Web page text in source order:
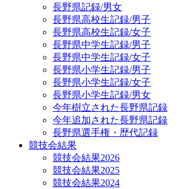
長野県記録/男女
長野県高校生記録/男子
長野県高校生記録/女子
長野県中学生記録/男子
長野県中学生記録/女子
長野県小学生記録/男子
長野県小学生記録/女子
長野県小学生記録/男女
今年樹立された長野県記録
今年追加された長野県記録
長野県選手権・歴代記録
競技会結果
競技会結果2026
競技会結果2025
競技会結果2024